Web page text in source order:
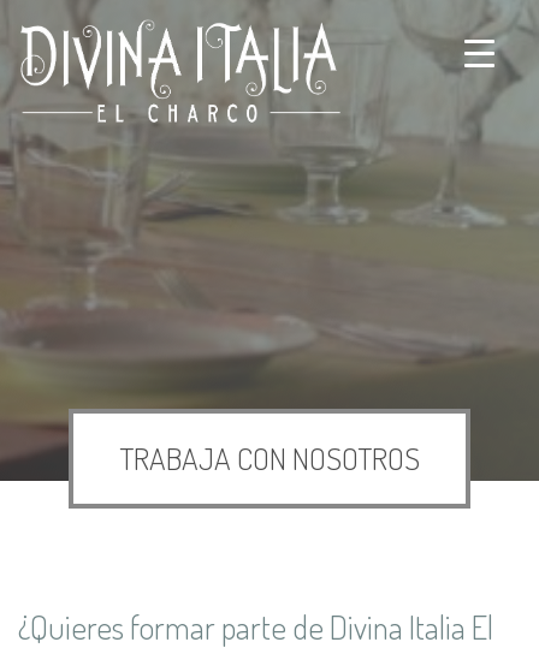
TRABAJA CON NOSOTROS
¿Quieres formar parte de Divina Italia El